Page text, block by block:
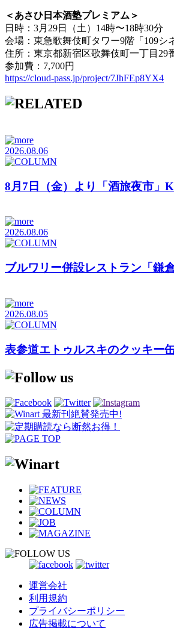
＜あさひ日本酒塾プレミアム＞
日時：3月29日（土）14時〜18時30分
会場：東急歌舞伎町タワー9階「109シ
住所：東京都新宿区歌舞伎町一丁目29
参加費：7,700円
https://cloud-pass.jp/project/7JhFEp8YX4
2026.08.06
8月7日（金）より「酒旅夜市」
2026.08.06
ブルワリー併設レストラン「鎌
2026.08.05
表参道エトゥルスキのクッキー
運営会社
利用規約
プライバシーポリシー
広告掲載について